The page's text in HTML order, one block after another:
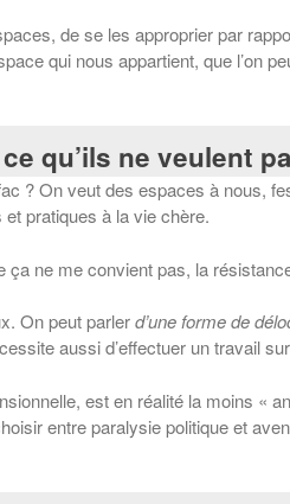
de se les approprier par
qui nous appartient, que
qu’ils ne veulent
? On veut des espaces à nous,
pratiques à la vie chère.
ça ne me convient pas, la
On peut parlerd’une forme de
aussi d’effectuer un travail
est en réalité la moins «
entre paralysie politique et